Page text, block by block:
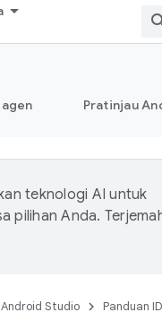
Pratinjau
teknologi AI untuk
pilihan Anda.
Android Studio Panduan